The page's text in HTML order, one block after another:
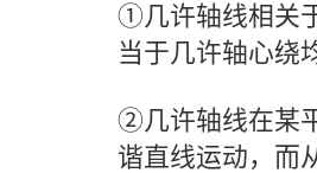
①几许轴线相关
当于几许轴心绕
②几许轴线在某
谐直线运动，而